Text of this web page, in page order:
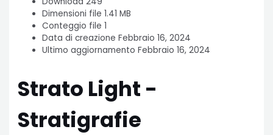
Dimensioni file1.41 MB
Conteggio file1
Data di creazioneFebbraio 16, 2024
Ultimo aggiornamentoFebbraio 16, 2024
Strato Light -
Stratigrafie